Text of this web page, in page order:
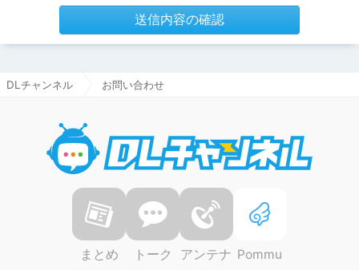
送信内容の確認
DLチャンネル お問い合わせ
まとめ トーク アンテナ Pommu